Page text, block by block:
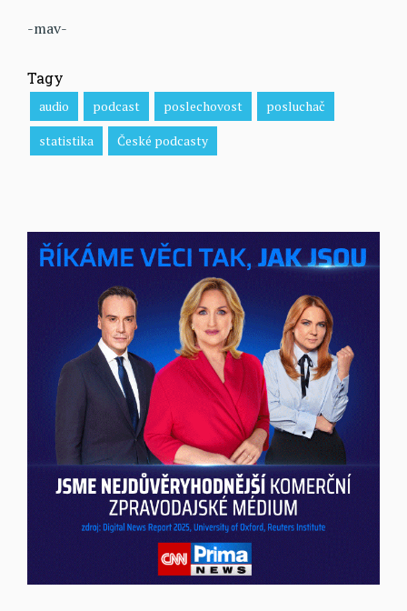
-mav-
Tagy
audio podcast poslechovost
posluchač
statistika
České podcasty